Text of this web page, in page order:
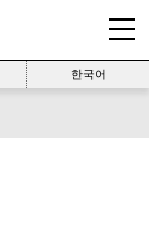
한국어